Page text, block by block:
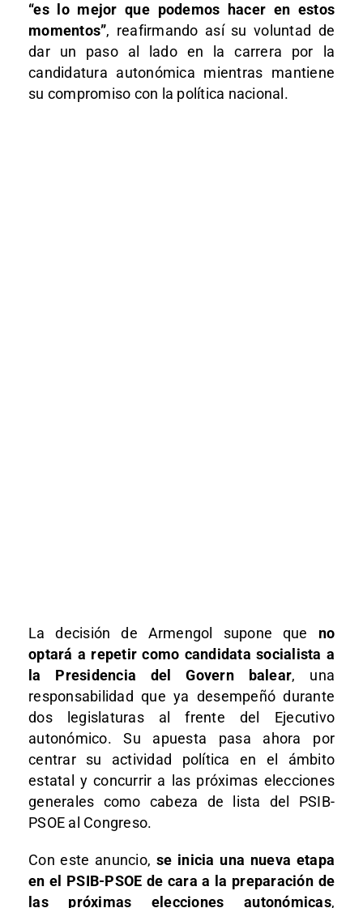
“es lo mejor que podemos hacer en estos
momentos”, reafirmando así su voluntad de
dar un paso al lado en la carrera por la
candidatura autonómica mientras mantiene
su compromiso con la política nacional.
La decisión de Armengol supone que no
optará a repetir como candidata socialista a
la Presidencia del Govern balear, una
responsabilidad que ya desempeñó durante
dos legislaturas al frente del Ejecutivo
autonómico. Su apuesta pasa ahora por
centrar su actividad política en el ámbito
estatal y concurrir a las próximas elecciones
generales como cabeza de lista del PSIB-
PSOE al Congreso.
Con este anuncio, se inicia una nueva etapa
en el PSIB-PSOE de cara a la preparación de
las próximas elecciones autonómicas,